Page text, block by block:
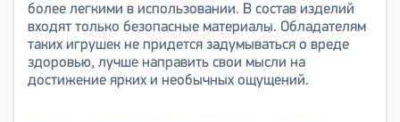
более легкими в использовании. В состав изделий
входят только безопасные материалы. Обладателям
таких игрушек не придется задумываться о вреде
здоровью, лучше направить свои мысли на
достижение ярких и необычных ощущений.